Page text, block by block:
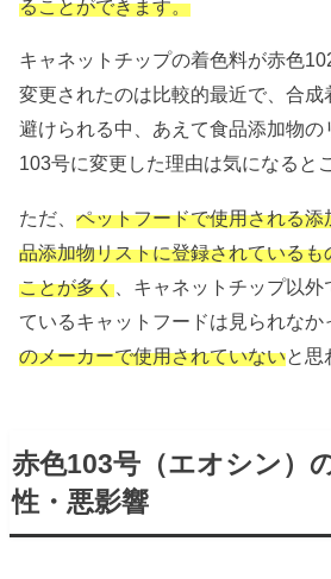
ることができます。
キャネットチップの着色料が赤色
変更されたのは比較的最近で、合
避けられる中、あえて食品添加物
103号に変更した理由は気になると
ただ、ペットフードで使用される
品添加物リストに登録されている
ことが多く 、キャネットチップ以
ているキャットフードは見られなか
のメーカーで使用されていないと思
赤色103号（エオシン）
性・悪影響